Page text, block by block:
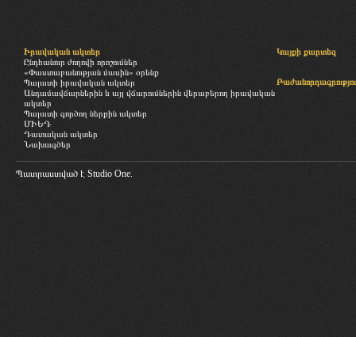
Իրավական ակտեր
Ընդհանուր ժողովի որոշումներ
«Փաստաբանության մասին» օրենք
Պալատի իրավական ակտեր
Անդամավճարներին և այլ վճարումներին վերաբերող իրավական
ակտեր
Պալատի գործող ներքին ակտեր
ՄԻԵԴ
Դատական ակտեր
Նախագծեր
Կայքի քարտեզ
Պատրաստված է Studio One.